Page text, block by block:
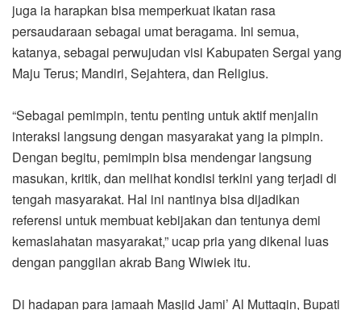
juga ia harapkan bisa memperkuat ikatan rasa
persaudaraan sebagai umat beragama. Ini semua,
katanya, sebagai perwujudan visi Kabupaten Sergai yang
Maju Terus; Mandiri, Sejahtera, dan Religius.
“Sebagai pemimpin, tentu penting untuk aktif menjalin
interaksi langsung dengan masyarakat yang ia pimpin.
Dengan begitu, pemimpin bisa mendengar langsung
masukan, kritik, dan melihat kondisi terkini yang terjadi di
tengah masyarakat. Hal ini nantinya bisa dijadikan
referensi untuk membuat kebijakan dan tentunya demi
kemaslahatan masyarakat,” ucap pria yang dikenal luas
dengan panggilan akrab Bang Wiwiek itu.
Di hadapan para jamaah Masjid Jami’ Al Muttaqin, Bupati